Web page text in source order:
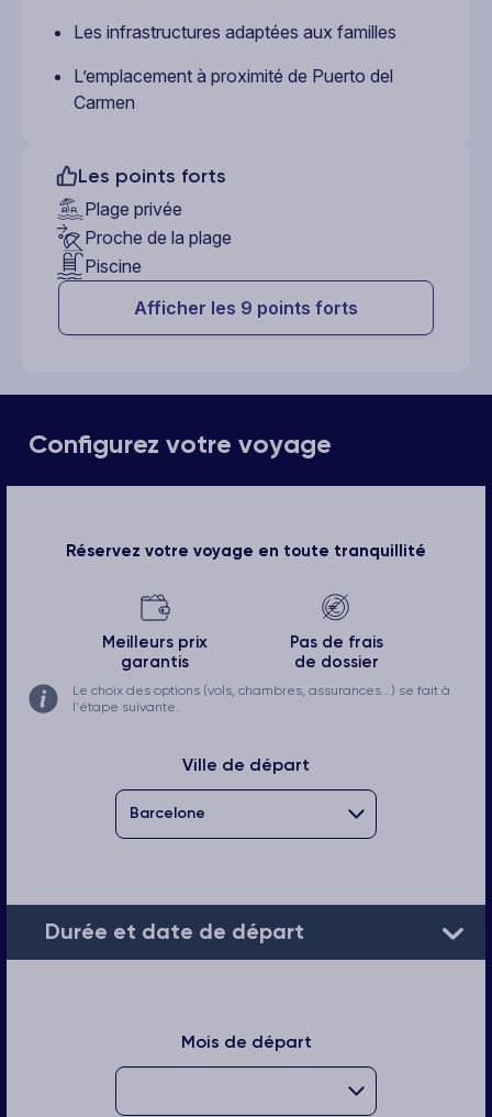
Les infrastructures adaptées aux familles
L’emplacement à proximité de Puerto del
Carmen
Les points forts
Plage privée
Proche de la plage
Piscine
Afficher les 9 points forts
Configurez votre voyage
Réservez votre voyage en toute tranquillité
Meilleurs prix
garantis
Pas de frais
de dossier
Le choix des options (vols, chambres, assurances...) se fait à
l'étape suivante.
Ville de départ
Durée et date de départ
Mois de départ